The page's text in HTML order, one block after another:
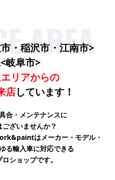
AREA
・稲沢市・江南市>
岐阜市>
リアからの
店しています！
合・メンテナンスに
ざいませんか？
はメーカー・モデル・
る輸入車に対応できる
ショップです。